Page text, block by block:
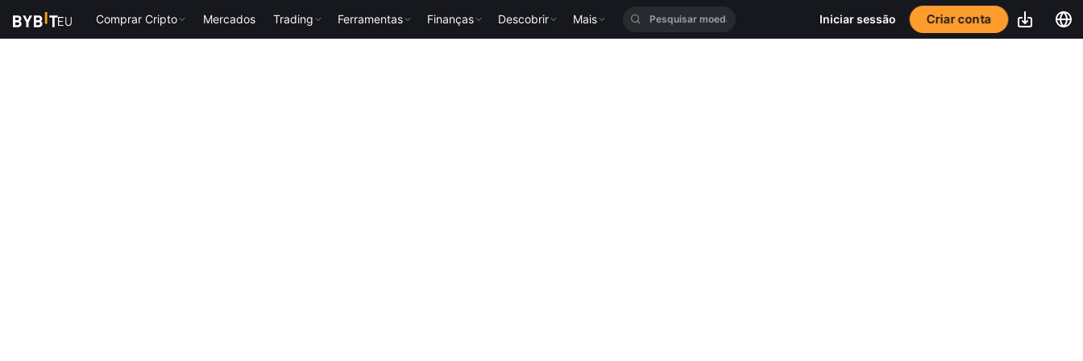
Comprar Cripto Mercados Trading Ferramentas Finanças Descobrir Mais Iniciar sessão Criar conta